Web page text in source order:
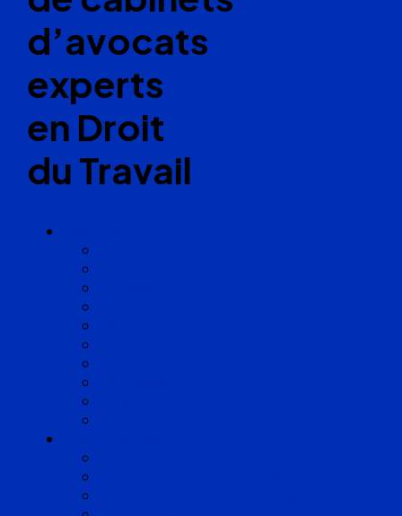
d’avocats
experts
en Droit
du Travail